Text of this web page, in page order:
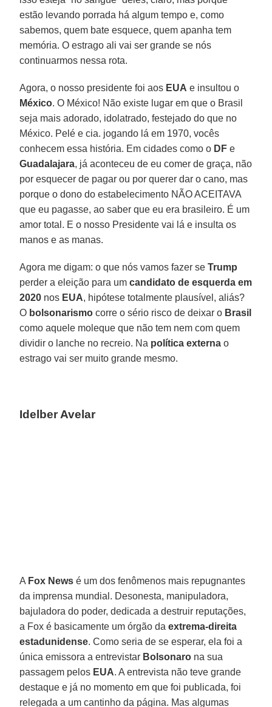
estão levando porrada há algum tempo e, como
sabemos, quem bate esquece, quem apanha tem
memória. O estrago ali vai ser grande se nós
continuarmos nessa rota.
Agora, o nosso presidente foi aos EUA e insultou o
México. O México! Não existe lugar em que o Brasil
seja mais adorado, idolatrado, festejado do que no
México. Pelé e cia. jogando lá em 1970, vocês
conhecem essa história. Em cidades como o DF e
Guadalajara, já aconteceu de eu comer de graça, não
por esquecer de pagar ou por querer dar o cano, mas
porque o dono do estabelecimento NÃO ACEITAVA
que eu pagasse, ao saber que eu era brasileiro. É um
amor total. E o nosso Presidente vai lá e insulta os
manos e as manas.
Agora me digam: o que nós vamos fazer seTrump
perder a eleição para umcandidato de esquerda em
2020 nos EUA, hipótese totalmente plausível, aliás?
O bolsonarismo corre o sério risco de deixar o Brasil
como aquele moleque que não tem nem com quem
dividir o lanche no recreio. Na política externa o
estrago vai ser muito grande mesmo.
Idelber Avelar
A Fox News é um dos fenômenos mais repugnantes
da imprensa mundial. Desonesta, manipuladora,
bajuladora do poder, dedicada a destruir reputações,
a Fox é basicamente um órgão da extrema-direita
estadunidense. Como seria de se esperar, ela foi a
única emissora a entrevistar Bolsonaro na sua
passagem pelos EUA. A entrevista não teve grande
destaque e já no momento em que foi publicada, foi
relegada a um cantinho da página. Mas algumas